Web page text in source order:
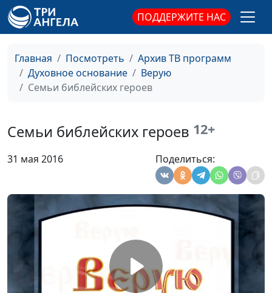
ПОДДЕРЖИТЕ НАС
Главная Посмотреть
Архив ТВ программ
Духовное основание
Верую
Семьи библейских героев
Семьи библейских героев 12+
31 мая 2016 Поделиться:
священнослужитель
Как почитать Бога?
Юлия Синицына,
Павел Жуков,
священнослужитель
#277
Разочарование в Боге
Юлия Синицына,
обрядов
Павел Жуков,
священнослужитель
Роль женщины
Юлия Синицына,
Павел Жуков,
#274
спасении
Юлия Синицына,
Павел Жуков,
священнослужитель
#273